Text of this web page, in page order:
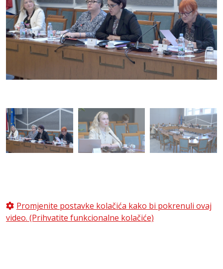
Promjenite postavke kolačića kako bi pokrenuli ovaj
video. (Prihvatite funkcionalne kolačiće)